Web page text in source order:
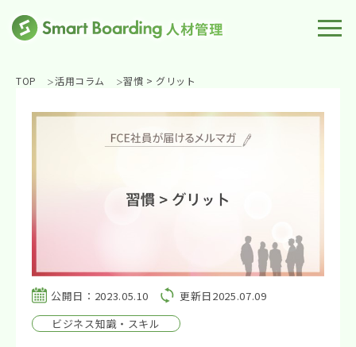
TOP 活用コラム 習慣 > グリット
公開日：2023.05.10
更新日2025.07.09
ビジネス知識・スキル